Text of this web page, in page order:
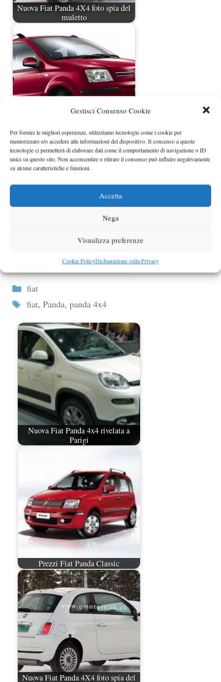
Gestisci Consenso Cookie
Per fornire le migliori esperienze, utilizziamo tecnologie come i cookie per
memorizzare e/o accedere alle informazioni del dispositivo. Il consenso a queste
tecnologie ci permetterà di elaborare dati come il comportamento di navigazione o ID
unici su questo sito. Non acconsentire o ritirare il consenso può influire negativamente
su alcune caratteristiche e funzioni.
Accetta
Nega
Visualizza preferenze
Cookie PolicyDichiarazione sulla Privacy
Nuova Fiat Panda 4X4 foto spia del
muletto
Fiat Panda MY2010
1.500.000
Categorie
fiat
Tag
fiat, Panda, panda 4x4
Nuova Fiat Panda 4x4 rivelata a
Parigi
Prezzi Fiat Panda Classic
Nuova Fiat Panda 4X4 foto spia del